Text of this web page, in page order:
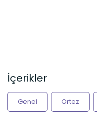
İçerikler
Genel Ortez